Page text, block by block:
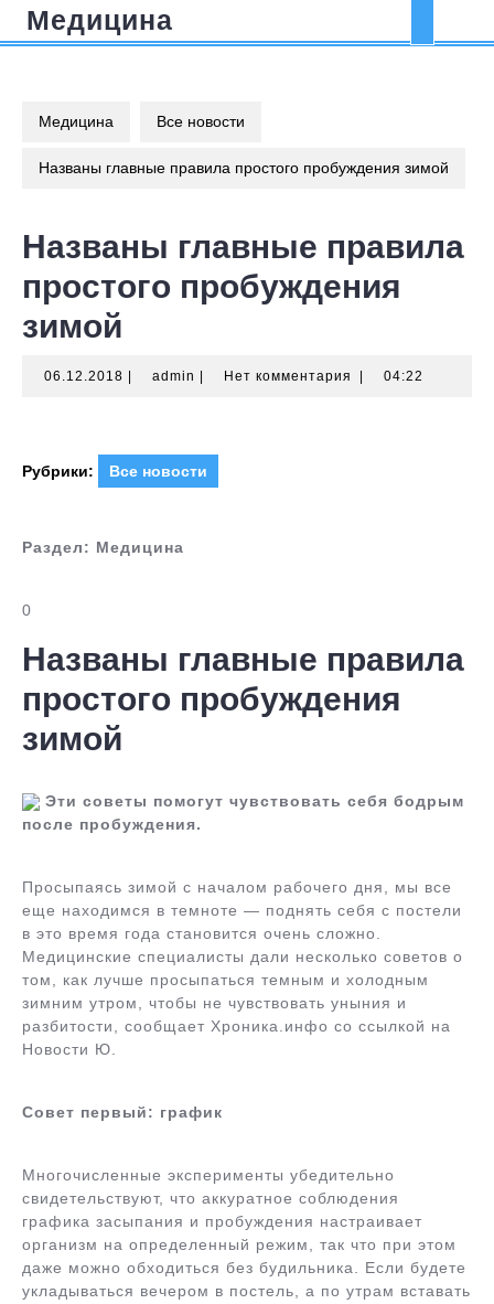
ПерейтиМедицина
Медицина Все новости
Названы главные правила простого пробуждения зимой
Названы главные правила
простого пробуждения
зимой
06.12.2018 06.12.2018
admin adminНет комментария 04:22
Рубрики: Все новости
Раздел: Медицина
0
Названы главные правила
простого пробуждения
зимой
Эти советы помогут чувствовать себя бодрым
после пробуждения.
Просыпаясь зимой с началом рабочего дня, мы все
еще находимся в темноте — поднять себя с постели
в это время года становится очень сложно.
Медицинские специалисты дали несколько советов о
том, как лучше просыпаться темным и холодным
зимним утром, чтобы не чувствовать уныния и
разбитости, сообщает Хроника.инфо со ссылкой на
Новости Ю.
Совет первый: график
Многочисленные эксперименты убедительно
свидетельствуют, что аккуратное соблюдения
графика засыпания и пробуждения настраивает
организм на определенный режим, так что при этом
даже можно обходиться без будильника. Если будете
укладываться вечером в постель, а по утрам вставать